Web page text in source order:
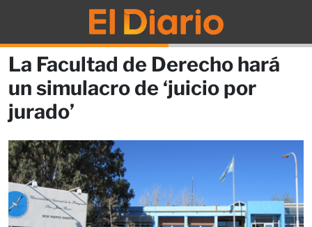
La Facultad de Derecho hará
un simulacro de ‘juicio por
jurado’